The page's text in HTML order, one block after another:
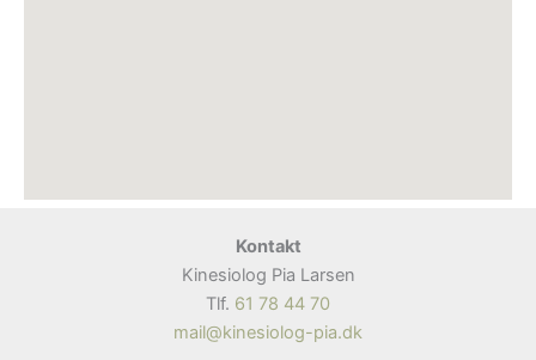
Kontakt
Kinesiolog Pia Larsen
Tlf. 61 78 44 70
mail@kinesiolog-pia.dk